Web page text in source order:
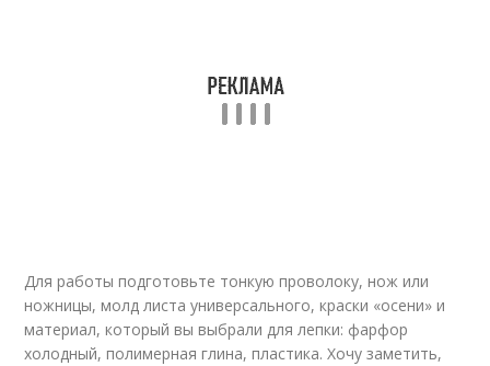
Для работы подготовьте тонкую проволоку, нож или
ножницы, молд листа универсального, краски «осени» и
материал, который вы выбрали для лепки: фарфор
холодный, полимерная глина, пластика. Хочу заметить,